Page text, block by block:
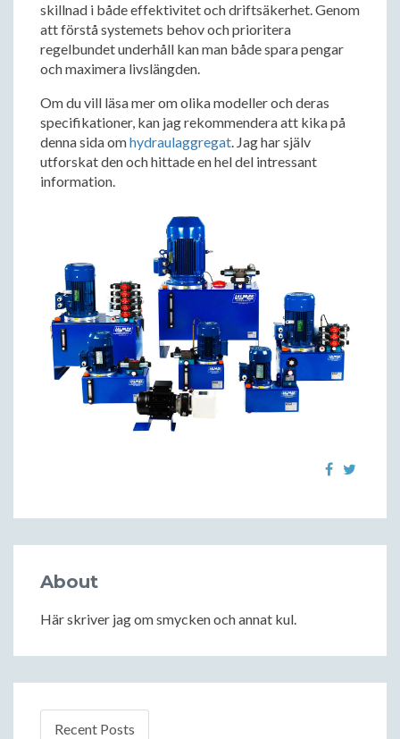
skillnad i både effektivitet och driftsäkerhet. Genom
att förstå systemets behov och prioritera
regelbundet underhåll kan man både spara pengar
och maximera livslängden.
Om du vill läsa mer om olika modeller och deras
specifikationer, kan jag rekommendera att kika på
denna sida omhydraulaggregat. Jag har själv
utforskat den och hittade en hel del intressant
information.
About
Här skriver jag om smycken och annat kul.
Recent Posts